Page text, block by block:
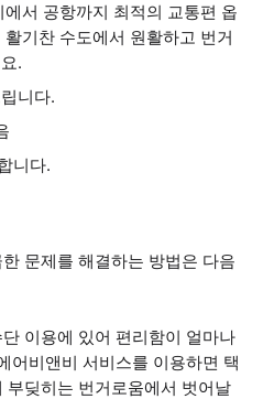
서 공항까지 최적의 교통편 옵
기찬 수도에서 원활하고 번거
.
니다.
니다.
문제를 해결하는 방법은 다음
이용에 있어 편리함이 얼마나
어비앤비 서비스를 이용하면 택
딪히는 번거로움에서 벗어날